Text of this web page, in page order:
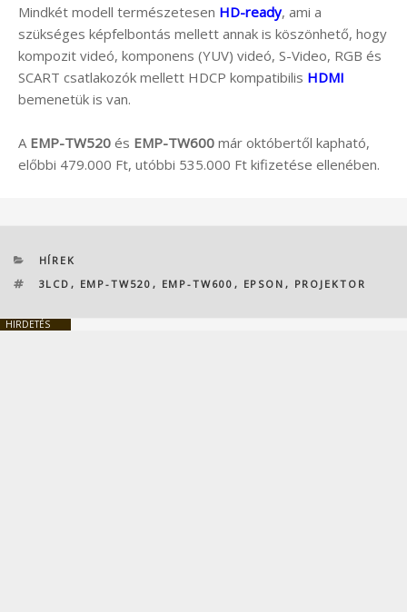
Mindkét modell természetesen HD-ready, ami a
szükséges képfelbontás mellett annak is köszönhető, hogy
kompozit videó, komponens (YUV) videó, S-Video, RGB és
SCART csatlakozók mellett HDCP kompatibilis HDMI
bemenetük is van.
A EMP-TW520 és EMP-TW600 már októbertől kapható,
előbbi 479.000 Ft, utóbbi 535.000 Ft kifizetése ellenében.
KATEGÓRIÁK
HÍREK
CÍMKÉK
3LCD , EMP-TW520 , EMP-TW600 , EPSON , PROJEKTOR
HIRDETÉS